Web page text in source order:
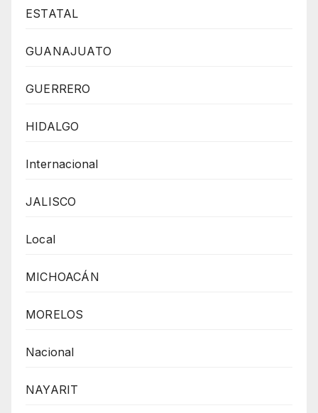
ESTATAL
GUANAJUATO
GUERRERO
HIDALGO
Internacional
JALISCO
Local
MICHOACÁN
MORELOS
Nacional
NAYARIT